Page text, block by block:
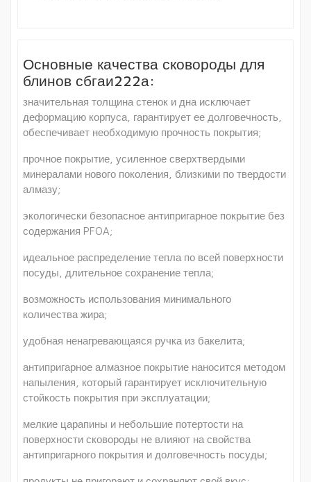
Основные качества сковороды для
блинов сбгаи222а:
значительная толщина стенок и дна исключает
деформацию корпуса, гарантирует ее долговечность,
обеспечивает необходимую прочность покрытия;
прочное покрытие, усиленное сверхтвердыми
минералами нового поколения, близкими по твердости
алмазу;
экологически безопасное антипригарное покрытие без
содержания PFOA;
идеальное распределение тепла по всей поверхности
посуды, длительное сохранение тепла;
возможность использования минимального
количества жира;
удобная ненагревающаяся ручка из бакелита;
антипригарное алмазное покрытие наносится методом
напыления, который гарантирует исключительную
стойкость покрытия при эксплуатации;
мелкие царапины и небольшие потертости на
поверхности сковороды не влияют на свойства
антипригарного покрытия и долговечность посуды;